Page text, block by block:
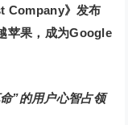
Company》发布
苹果，成为Google
”的用户心智占领